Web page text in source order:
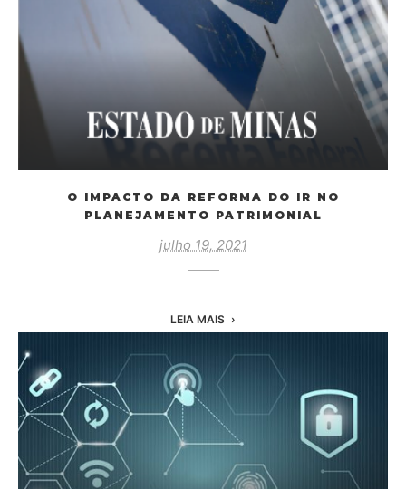
O IMPACTO DA REFORMA DO IR NO
PLANEJAMENTO PATRIMONIAL
julho 19, 2021
LEIA MAIS